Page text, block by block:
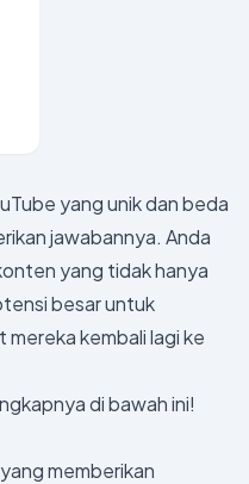
yang unik dan beda
jawabannya. Anda
yang tidak hanya
besar untuk
kembali lagi ke
di bawah ini!
memberikan